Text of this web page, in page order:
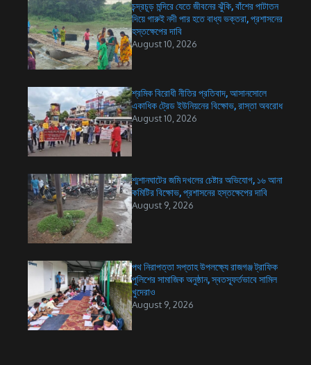
চন্দ্রচূড় মন্দিরে যেতে জীবনের ঝুঁকি, বাঁশের পাটাতন
দিয়ে গারুই নদী পার হতে বাধ্য ভক্তরা, প্রশাসনের
হস্তক্ষেপের দাবি
August 10, 2026
শ্রমিক বিরোধী নীতির প্রতিবাদ, আসানসোলে
একাধিক ট্রেড ইউনিয়নের বিক্ষোভ, রাস্তা অবরোধ
August 10, 2026
শ্মশানঘাটের জমি দখলের চেষ্টার অভিযোগ, ১৬ আনা
কমিটির বিক্ষোভ, প্রশাসনের হস্তক্ষেপের দাবি
August 9, 2026
পথ নিরাপত্তা সপ্তাহ উপলক্ষ্যে রাজগঞ্জ ট্রাফিক
পুলিশের সামাজিক অনুষ্ঠান, স্বতস্ফূর্তভাবে সামিল
খুদেরাও
August 9, 2026